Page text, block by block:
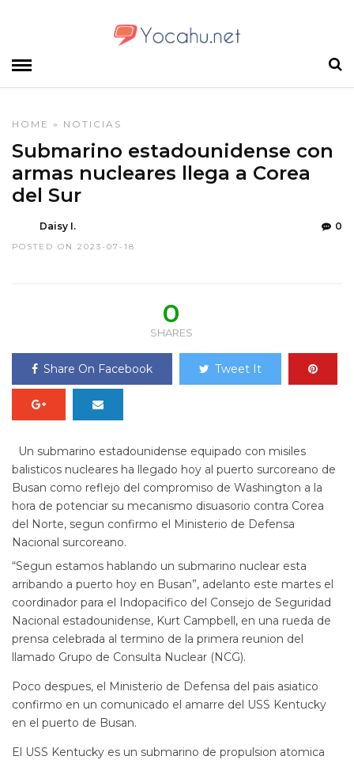
HOME » NOTICIAS
Submarino estadounidense con
armas nucleares llega a Corea
del Sur
Daisy I.
POSTED ON 2023-07-18
0
0
SHARES
Share On Facebook Tweet It
Un submarino estadounidense equipado con misiles
balisticos nucleares ha llegado hoy al puerto surcoreano de
Busan como reflejo del compromiso de Washington a la
hora de potenciar su mecanismo disuasorio contra Corea
del Norte, segun confirmo el Ministerio de Defensa
Nacional surcoreano.
“Segun estamos hablando un submarino nuclear esta
arribando a puerto hoy en Busan”, adelanto este martes el
coordinador para el Indopacifico del Consejo de Seguridad
Nacional estadounidense, Kurt Campbell, en una rueda de
prensa celebrada al termino de la primera reunion del
llamado Grupo de Consulta Nuclear (NCG).
Poco despues, el Ministerio de Defensa del pais asiatico
confirmo en un comunicado el amarre del USS Kentucky
en el puerto de Busan.
El USS Kentucky es un submarino de propulsion atomica